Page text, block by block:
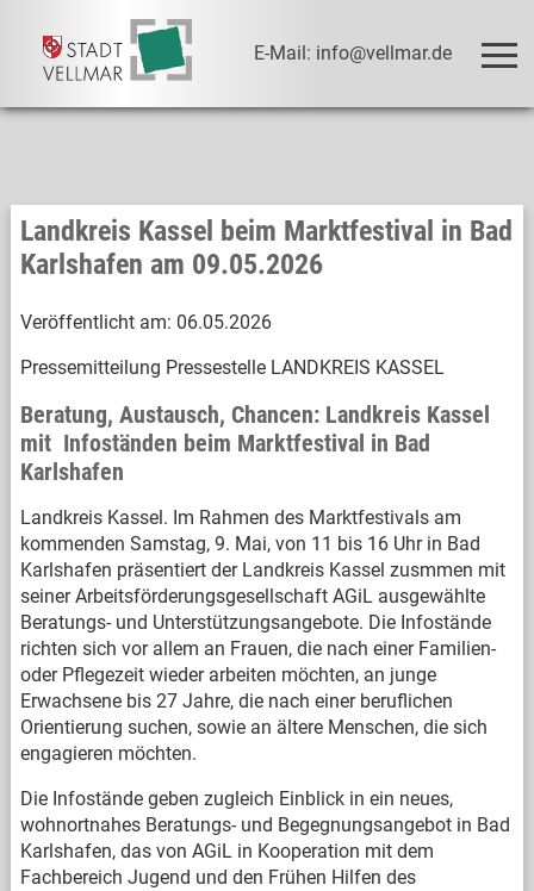
E-Mail: info@vellmar.de
Landkreis Kassel beim Marktfestival in Bad
Karlshafen am 09.05.2026
Veröffentlicht am: 06.05.2026
Pressemitteilung Pressestelle LANDKREIS KASSEL
Beratung, Austausch, Chancen: Landkreis Kassel
mit Infoständen beim Marktfestival in Bad
Karlshafen
Landkreis Kassel. Im Rahmen des Marktfestivals am
kommenden Samstag, 9. Mai, von 11 bis 16 Uhr in Bad
Karlshafen präsentiert der Landkreis Kassel zusmmen mit
seiner Arbeitsförderungsgesellschaft AGiL ausgewählte
Beratungs- und Unterstützungsangebote. Die Infostände
richten sich vor allem an Frauen, die nach einer Familien-
oder Pflegezeit wieder arbeiten möchten, an junge
Erwachsene bis 27 Jahre, die nach einer beruflichen
Orientierung suchen, sowie an ältere Menschen, die sich
engagieren möchten.
Die Infostände geben zugleich Einblick in ein neues,
wohnortnahes Beratungs- und Begegnungsangebot in Bad
Karlshafen, das von AGiL in Kooperation mit dem
Fachbereich Jugend und den Frühen Hilfen des